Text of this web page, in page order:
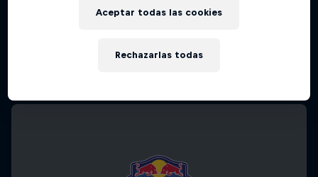
Rechazarlas todas
Aceptar todas las cookies